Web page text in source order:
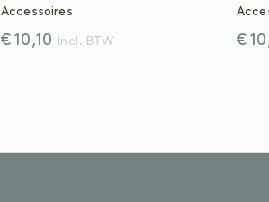
Accessoires
€ 10,10 Incl. BTW €